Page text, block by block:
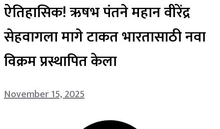
ऐतिहासिक! ऋषभ पंतने महान वीरेंद्र
सेहवागला मागे टाकत भारतासाठी नवा
विक्रम प्रस्थापित केला
November 15, 2025